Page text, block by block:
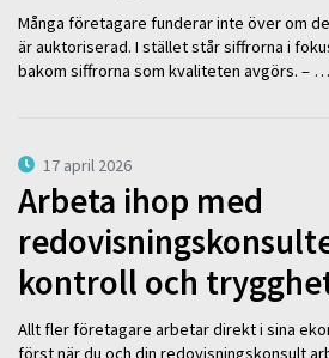
Många företagare funderar inte över om
är auktoriserad. I stället står siffrorna i
bakom siffrorna som kvaliteten avgörs. – …
17 april 2026
Arbeta ihop med
kontroll och
Allt fler företagare arbetar direkt i sina
först när du och din redovisningskonsult